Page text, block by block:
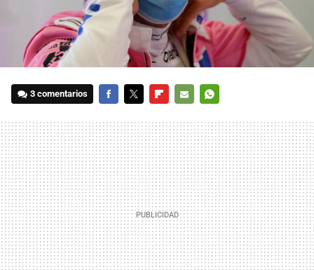
3 comentarios
MAIL